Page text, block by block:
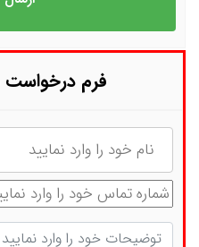
فرم
نام
شماره تماس
توضیحات